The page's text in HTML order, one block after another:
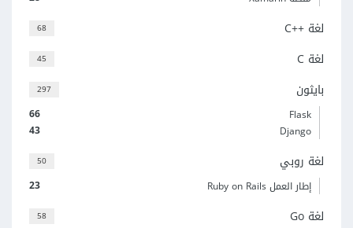
68 لغة C++‎
45 لغة C
297 بايثون
66
Flask
43
Django
50 لغة روبي
23 إطار العمل Ruby on Rails
58 لغة Go